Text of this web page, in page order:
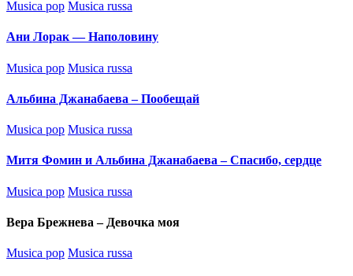
Posted
Musica pop Musica russa
Ани Лорак — Наполовину
Posted
Musica pop Musica russa
Альбина Джанабаева – Пообещай
Posted
Musica pop Musica russa
Митя Фомин и Альбина Джанабаева – Спасибо, сердце
Posted
Musica pop Musica russa
Вера Брежнева – Девочка моя
Posted
Musica pop Musica russa